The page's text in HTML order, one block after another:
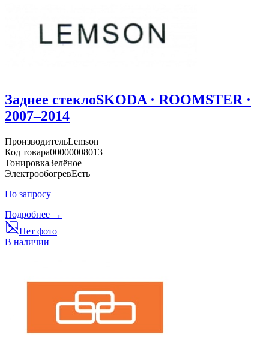
Заднее стеклоSKODA · ROOMSTER ·
2007–2014
ПроизводительLemson
Код товара00000008013
ТонировкаЗелёное
ЭлектрообогревЕсть
По запросу
Подробнее →
Нет фото
В наличии